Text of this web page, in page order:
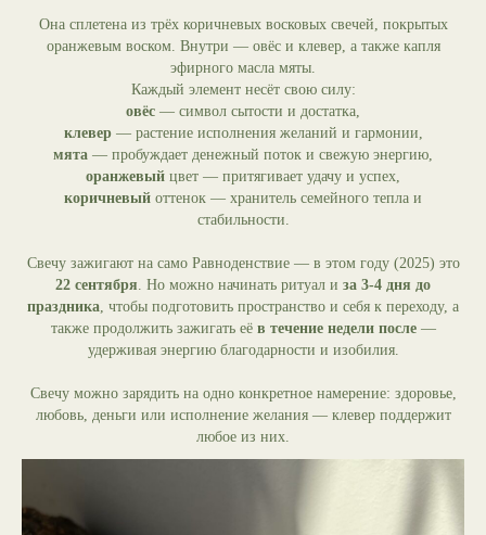
Она сплетена из трёх коричневых восковых свечей, покрытых
оранжевым воском. Внутри — овёс и клевер, а также капля
эфирного масла мяты.
Каждый элемент несёт свою силу:
овёс — символ сытости и достатка,
клевер — растение исполнения желаний и гармонии,
мята — пробуждает денежный поток и свежую энергию,
оранжевый цвет — притягивает удачу и успех,
коричневый оттенок — хранитель семейного тепла и
стабильности.
Свечу зажигают на само Равноденствие — в этом году (2025) это
22 сентября. Но можно начинать ритуал и за 3-4 дня до
праздника, чтобы подготовить пространство и себя к переходу, а
также продолжить зажигать её в течение недели после —
удерживая энергию благодарности и изобилия.
Свечу можно зарядить на одно конкретное намерение: здоровье,
любовь, деньги или исполнение желания — клевер поддержит
любое из них.